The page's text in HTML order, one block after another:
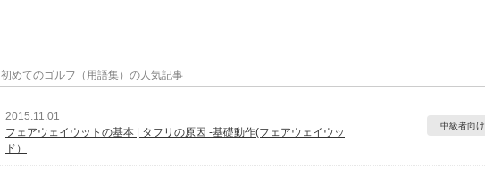
初めてのゴルフ（用語集）の人気記事
2015.11.01
フェアウェイウットの基本 | タフリの原因 ‐基礎動作(フェアウェイウッ
ド）
中級者向け